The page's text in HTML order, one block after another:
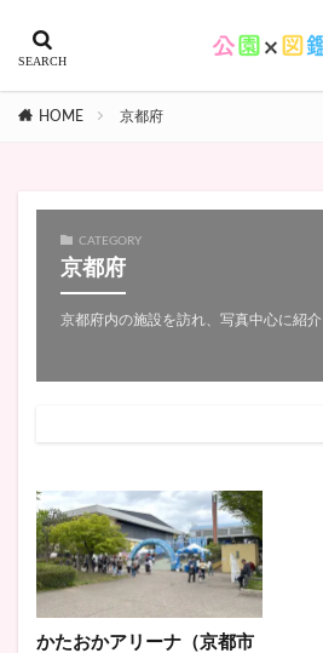
HOME 京都府
CATEGORY
京都府
京都府内の施設を訪れ、写真中心に紹介
かたおかアリーナ（京都市